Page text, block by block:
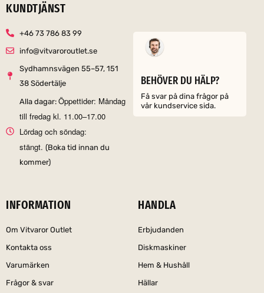
KUNDTJÄNST
+46 73 786 83 99
info@vitvaroroutlet.se
Sydhamnsvägen 55–57, 151
38 Södertälje
Alla dagar: Öppettider: Måndag
till fredag kl. 11.00–17.00
Lördag och söndag:
stängt. (Boka tid innan du
kommer)
BEHÖVER DU HÄLP?
Få svar på dina frågor på
vår kundservice sida.
INFORMATION
Om Vitvaror Outlet
Kontakta oss
Varumärken
Frågor & svar
HANDLA
Erbjudanden
Diskmaskiner
Hem & Hushåll
Hällar